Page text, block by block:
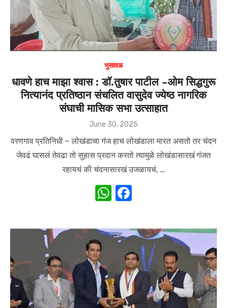
भुसावळ
धावणे हाच माझा श्वास : डॉ.तुषार पाटील -ओम सिद्धगुरू
नित्यानंद प्रतिष्ठान संचलित वासुदेव ज्येष्ठ नागरिक
संघाची मासिक सभा उत्साहात
Posted
June 30, 2025
वरणगाव प्रतिनिधी – लोखंडाचा गंज हाच लोखंडाला मारत असतो तर चंदन
जेवढं घासलं तेवढा तो सुहास प्रदान करतो त्यामुळे लोखंडासारखं गंजत
रहायचं की चंदनासारखं उजळायचं, …
W
at
s
A
p
p
c
e
b
o
o